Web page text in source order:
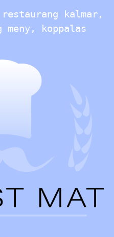
kalmar,
meny, koppalas